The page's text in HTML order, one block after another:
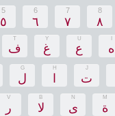
5
٥
6
٦
7
٧
8
٨
T
ف
Y
غ
U
ع ه
G
ل
H J
ت
V
ر
B
لا
N
ى
M
ة